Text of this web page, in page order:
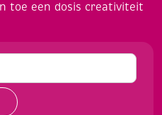
toe een dosis creativiteit